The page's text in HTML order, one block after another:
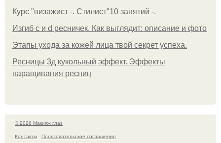
Курс "визажист -. Стилист"10 занятий -.
Изгиб c и d ресничек. Как выглядит: описание и фото
Этапы ухода за кожей лица твой секрет успеха.
Ресницы 3д кукольный эффект. Эффекты
наращивания ресниц
© 2026 Макияж глаз
Контакты
Пользовательское соглашение